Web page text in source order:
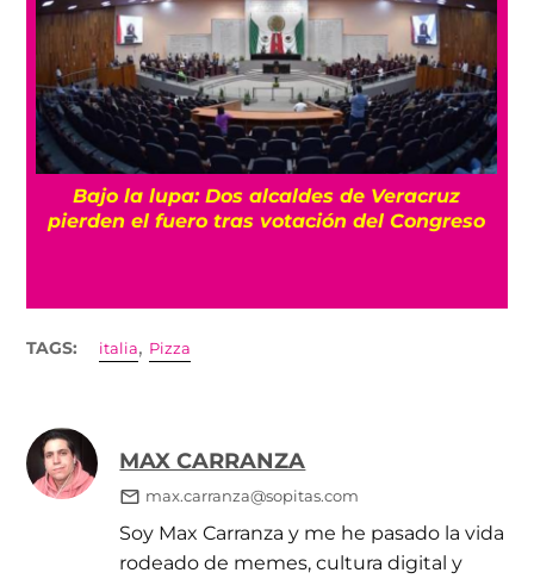
Bajo la lupa: Dos alcaldes de Veracruz
pierden el fuero tras votación del Congreso
TAGS: italia, Pizza
MAX CARRANZA
max.carranza@sopitas.com
Soy Max Carranza y me he pasado la vida
rodeado de memes, cultura digital y